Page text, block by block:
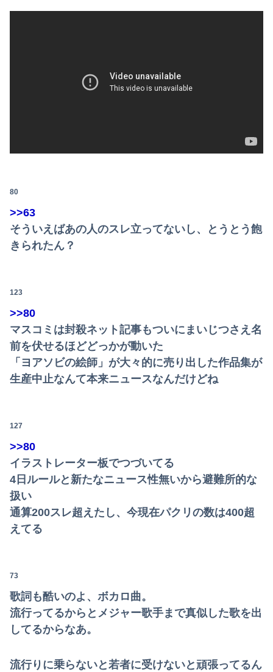
80
>>63
そういえばあの人のスレ立ってないし、とうとう飽
きられたん？
123
>>80
マスコミは封殺ネット記事もついにまいじつさえ名
前を伏せるほどどっかが動いた
「ヨアソビの絵師」が大々的に売り出した作品集が
生産中止なんて本来ニュースなんだけどね
127
>>80
イラストレーター板でつづいてる
4日ルールと新たなニュース性無いから避難所的な
扱い
通算200スレ超えたし、今現在パクリの数は400超
えてる
73
歌詞も酷いのよ、ボカロ曲。
流行ってるからとメジャー歌手まで真似した歌を出
してるからなあ。
流行りに乗らないと若者に受けないと頑張ってるん